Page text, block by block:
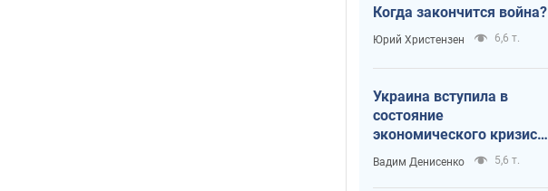
Когда закончится война?
Юрий Христензен 6,6 т.
Украина вступила в
состояние
экономического кризиса.
Есть ли свет в конце
туннеля?
Вадим Денисенко 5,6 т.